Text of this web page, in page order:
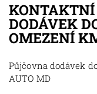
DODÁVEK
OMEZENÍ
Půjčovna dodávek
AUTO MD